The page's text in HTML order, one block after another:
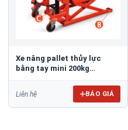
Xe nâng pallet thủy lực
bằng tay mini 200kg
Liên hệ BÁO GIÁ